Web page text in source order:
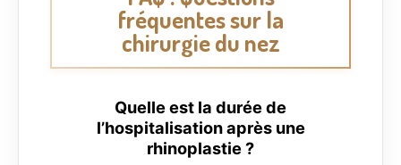
fréquentes sur la
chirurgie du nez
Quelle est la durée de
l’hospitalisation après une
rhinoplastie ?